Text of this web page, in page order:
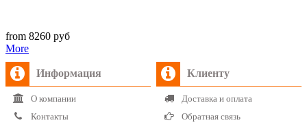
from 8260 руб
More
Информация
О компании
Контакты
Клиенту
Доставка и оплата
Обратная связь